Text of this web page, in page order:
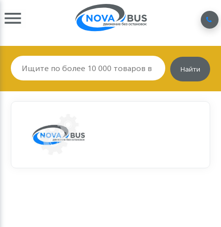
Найти